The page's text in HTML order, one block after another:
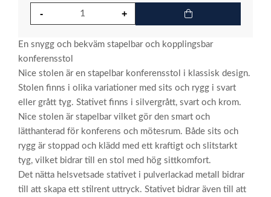
En snygg och bekväm stapelbar och kopplingsbar
konferensstol
Nice stolen är en stapelbar konferensstol i klassisk design.
Stolen finns i olika variationer med sits och rygg i svart
eller grått tyg. Stativet finns i silvergrått, svart och krom.
Nice stolen är stapelbar vilket gör den smart och
lätthanterad för konferens och mötesrum. Både sits och
rygg är stoppad och klädd med ett kraftigt och slitstarkt
tyg, vilket bidrar till en stol med hög sittkomfort.
Det nätta helsvetsade stativet i pulverlackad metall bidrar
till att skapa ett stilrent uttryck. Stativet bidrar även till att